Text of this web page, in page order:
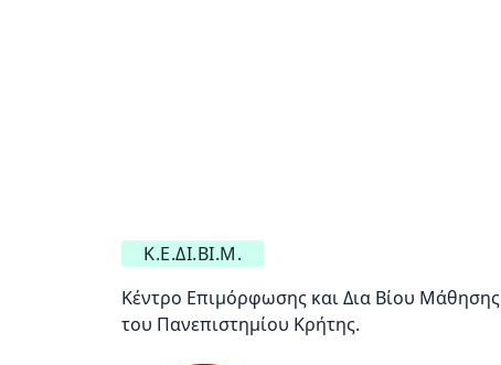
Κ.Ε.ΔΙ.ΒΙ.Μ.
Κέντρο Επιμόρφωσης και Δια Βίου Μάθησης
του Πανεπιστημίου Κρήτης.